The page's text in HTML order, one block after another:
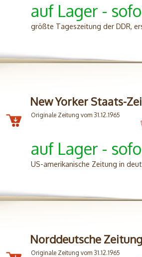
auf Lager -
größte Tageszeitung der DDR,
New Yorker Staats-
Originale Zeitung vom 31.12.1965
auf Lager -
US-amerikanische Zeitung in
Norddeutsche Zeitung
Originale Zeitung vom 31.12.1965